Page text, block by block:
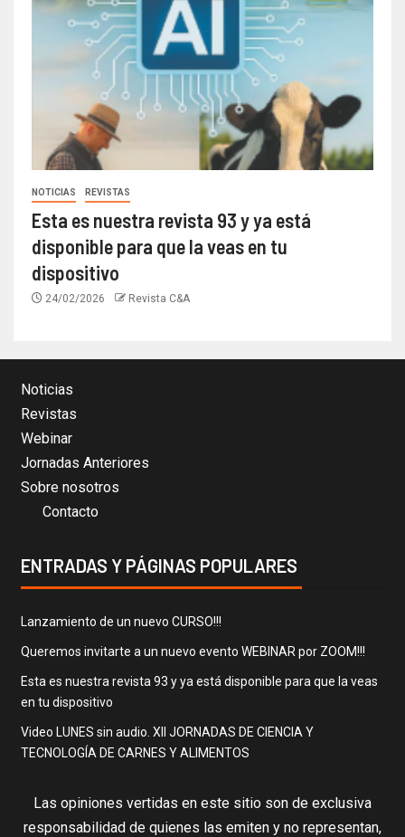
NOTICIAS REVISTAS
Esta es nuestra revista 93 y ya está
disponible para que la veas en tu
dispositivo
24/02/2026 Revista C&A
Noticias
Revistas
Webinar
Jornadas Anteriores
Sobre nosotros
Contacto
ENTRADAS Y PÁGINAS POPULARES
Lanzamiento de un nuevo CURSO!!!
Queremos invitarte a un nuevo evento WEBINAR por ZOOM!!!
Esta es nuestra revista 93 y ya está disponible para que la veas
en tu dispositivo
Video LUNES sin audio. XII JORNADAS DE CIENCIA Y
TECNOLOGÍA DE CARNES Y ALIMENTOS
Las opiniones vertidas en este sitio son de exclusiva
responsabilidad de quienes las emiten y no representan,